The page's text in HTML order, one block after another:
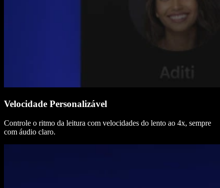
Velocidade Personalizável
Controle o ritmo da leitura com velocidades do lento ao 4x, sempre
com áudio claro.